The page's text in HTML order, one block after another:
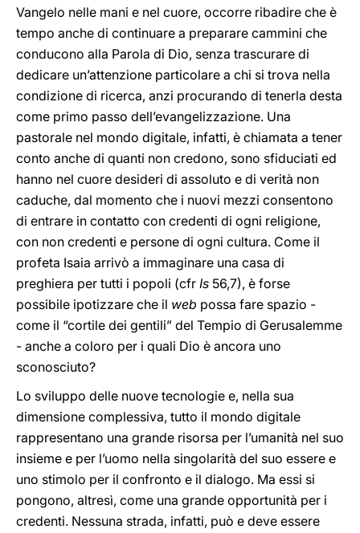
Vangelo nelle mani e nel cuore, occorre ribadire che è
tempo anche di continuare a preparare cammini che
conducono alla Parola di Dio, senza trascurare di
dedicare un’attenzione particolare a chi si trova nella
condizione di ricerca, anzi procurando di tenerla desta
come primo passo dell’evangelizzazione. Una
pastorale nel mondo digitale, infatti, è chiamata a tener
conto anche di quanti non credono, sono sfiduciati ed
hanno nel cuore desideri di assoluto e di verità non
caduche, dal momento che i nuovi mezzi consentono
di entrare in contatto con credenti di ogni religione,
con non credenti e persone di ogni cultura. Come il
profeta Isaia arrivò a immaginare una casa di
preghiera per tutti i popoli (cfr Is 56,7), è forse
possibile ipotizzare che il web possa fare spazio -
come il “cortile dei gentili” del Tempio di Gerusalemme
- anche a coloro per i quali Dio è ancora uno
sconosciuto?
Lo sviluppo delle nuove tecnologie e, nella sua
dimensione complessiva, tutto il mondo digitale
rappresentano una grande risorsa per l’umanità nel suo
insieme e per l’uomo nella singolarità del suo essere e
uno stimolo per il confronto e il dialogo. Ma essi si
pongono, altresì, come una grande opportunità per i
credenti. Nessuna strada, infatti, può e deve essere